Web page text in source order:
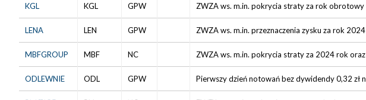
KGL KGL GPW ZWZA ws. m.in. pokrycia straty za rok
LENA LEN GPW ZWZA ws. m.in. przeznaczenia zysku za rok
MBFGROUP MBF NC ZWZA ws. m.in. pokrycia straty za 2024 rok
ODLEWNIE ODL GPW Pierwszy dzień notowań bez dywidendy 0,32 zł